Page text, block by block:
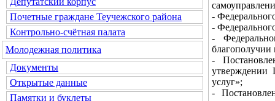
Почетные граждане Теучежского района
Контрольно-счётная палата
Молодежная политика
Документы
Открытые данные
Памятки и буклеты
-
-
-
благополучии
-
утверждении
услуг»;
-